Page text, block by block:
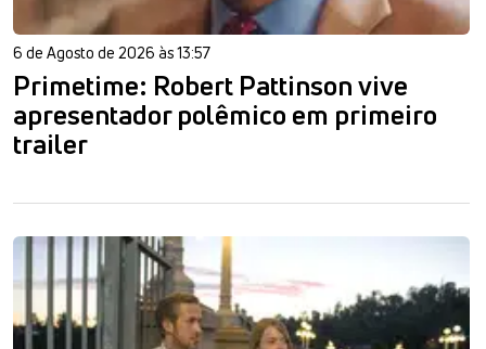
6 de Agosto de 2026 às 13:57
Primetime: Robert Pattinson vive
apresentador polêmico em primeiro
trailer